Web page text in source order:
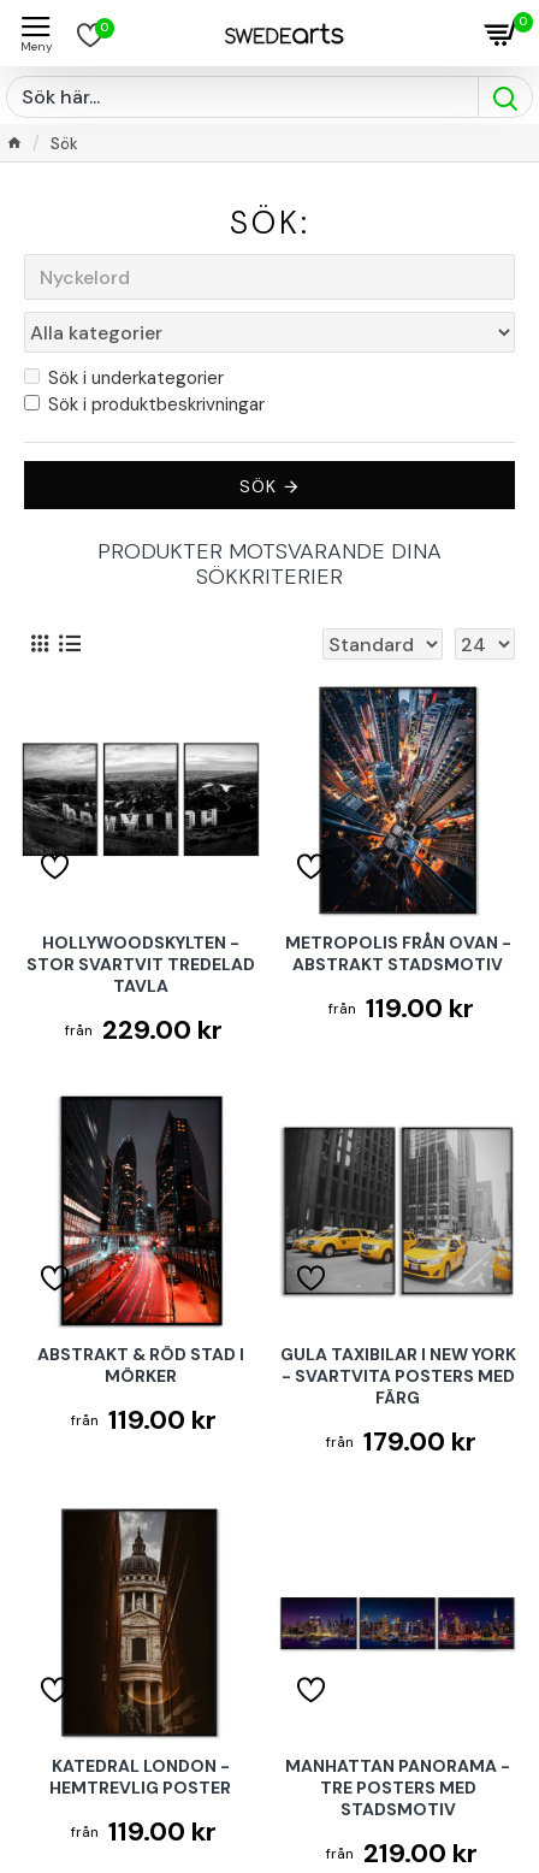
0 0
Sök
SÖK:
Sök i underkategorier
Sök i produktbeskrivningar
SÖK
PRODUKTER MOTSVARANDE DINA
SÖKKRITERIER
HOLLYWOODSKYLTEN -
STOR SVARTVIT TREDELAD
TAVLA
229.00 kr
METROPOLIS FRÅN OVAN -
ABSTRAKT STADSMOTIV
119.00 kr
ABSTRAKT & RÖD STAD I
MÖRKER
119.00 kr
GULA TAXIBILAR I NEW YORK
- SVARTVITA POSTERS MED
FÄRG
179.00 kr
KATEDRAL LONDON -
HEMTREVLIG POSTER
119.00 kr
MANHATTAN PANORAMA -
TRE POSTERS MED
STADSMOTIV
219.00 kr